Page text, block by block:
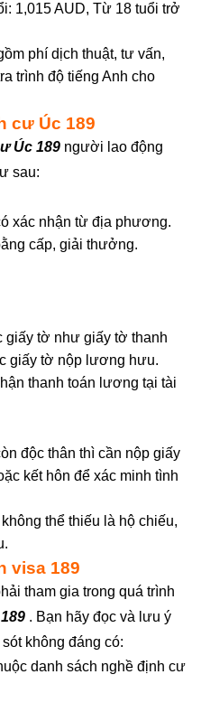
1,015 AUD, Từ 18 tuổi trở
phí dịch thuật, tư vấn,
trình độ tiếng Anh cho
cư Úc 189
Úc 189 người lao động
sau:
xác nhận từ địa phương.
cấp, giải thưởng.
tờ như giấy tờ thanh
giấy tờ nộp lương hưu.
thanh toán lương tại tài
độc thân thì cần nộp giấy
kết hôn để xác minh tình
thể thiếu là hộ chiếu,
visa 189
tham gia trong quá trình
. Bạn hãy đọc và lưu ý
không đáng có:
danh sách nghề định cư